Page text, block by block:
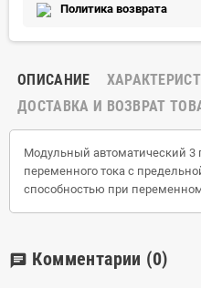
Политика возврата
ОПИСАНИЕ
ДОСТАВКА И ВОЗВРАТ
Модульный автоматический
переменного тока с
способностью при
chat Комментарии (0)